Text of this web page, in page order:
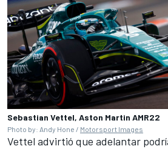
Sebastian Vettel, Aston Martin AMR22
Photo by: Andy Hone / Motorsport Images
Vettel advirtió que adelantar